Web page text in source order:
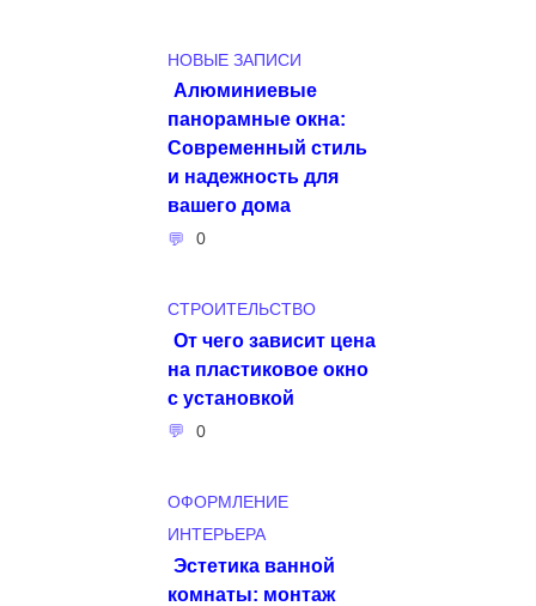
НОВЫЕ ЗАПИСИ
Алюминиевые
панорамные окна:
Современный стиль
и надежность для
вашего дома
0
СТРОИТЕЛЬСТВО
От чего зависит цена
на пластиковое окно
с установкой
0
ОФОРМЛЕНИЕ
ИНТЕРЬЕРА
Эстетика ванной
комнаты: монтаж